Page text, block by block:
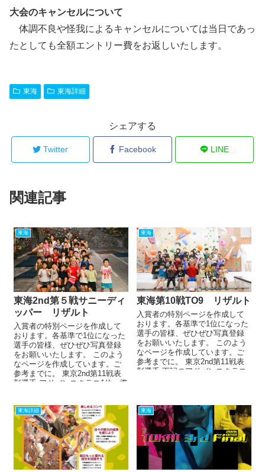
大会のキャンセルについて
体調不良や怪我によるキャンセルについては当日であっ
たとしても全額エントリー費をお返しいたします。
東海 東海詳細
シェアする
Twitter Facebook LINE
関連記事
東海
東海2nd第５戦サニーディ
ッパー リザルト
入賞者の特別ページを作成して
おります。各基準で1位になった
選手の皆様、ぜひぜひ写真登録
をお願いいたします。 このよう
なページを作成しています。ご
参考までに。 東京2nd第11戦表
彰選手 アドバンスクラス1位、準
東海
東海第10戦TO9 リザルト
入賞者の特別ページを作成して
おります。各基準で1位になった
選手の皆様、ぜひぜひ写真登録
をお願いいたします。 このよう
なページを作成しています。ご
参考までに。 東京2nd第11戦表
彰選手 下記のアドバンスクラス
東海詳細 東海